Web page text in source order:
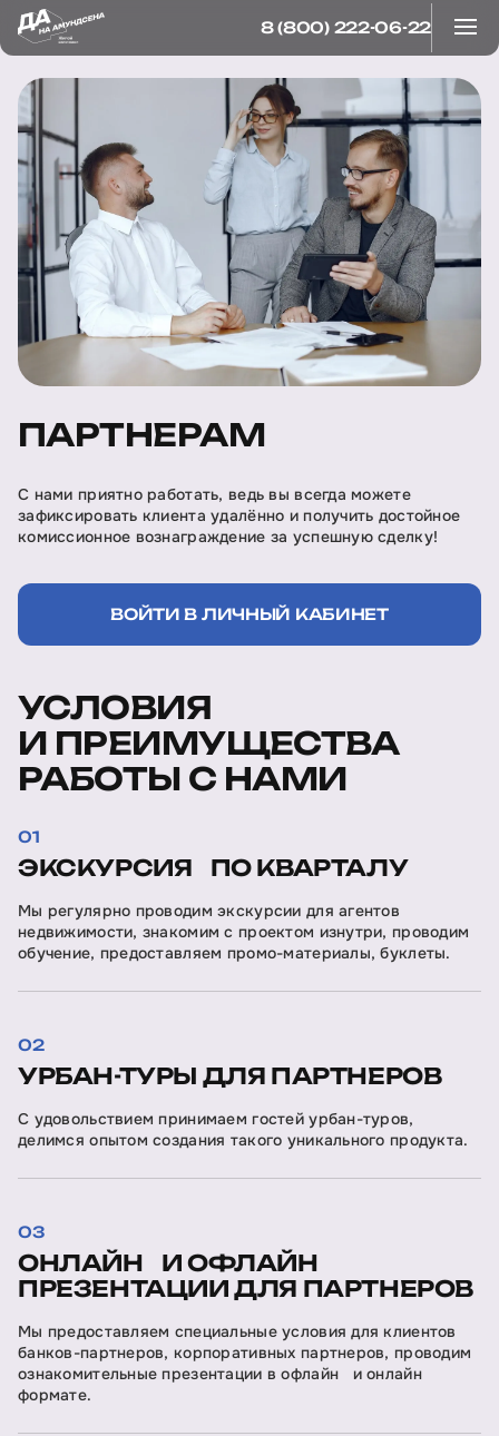
8 (800) 222-06-22
ПАРТНЕРАМ
С нами приятно работать, ведь вы всегда можете
зафиксировать клиента удалённо и получить достойное
комиссионное вознаграждение за успешную сделку!
ВОЙТИ В ЛИЧНЫЙ КАБИНЕТ
УСЛОВИЯ
И ПРЕИМУЩЕСТВА
РАБОТЫ С НАМИ
01
ЭКСКУРСИЯ ПО КВАРТАЛУ
Мы регулярно проводим экскурсии для агентов
недвижимости, знакомим с проектом изнутри, проводим
обучение, предоставляем промо-материалы, буклеты.
02
УРБАН-ТУРЫ ДЛЯ ПАРТНЕРОВ
С удовольствием принимаем гостей урбан-туров,
делимся опытом создания такого уникального продукта.
03
ОНЛАЙН И ОФЛАЙН
ПРЕЗЕНТАЦИИ ДЛЯ ПАРТНЕРОВ
Мы предоставляем специальные условия для клиентов
банков-партнеров, корпоративных партнеров, проводим
ознакомительные презентации в офлайн и онлайн
формате.